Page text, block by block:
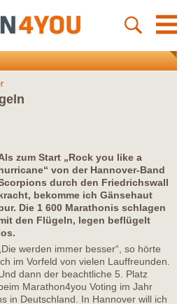
zum Start „Rock you like a
von der Hannover-Band
durch den Friedrichswall
bekomme ich Gänsehaut
Die 1 600 Marathonis schlagen
den Flügeln, legen beflügelt
werden immer besser“, so hörte
im Vorfeld von vielen Lauffreunden.
dann der beachtliche 5. Platz
Marathon4you Voting im Jahr
in Deutschland. In Hannover will ich